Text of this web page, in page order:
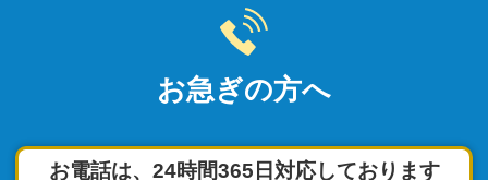
お急ぎの方へ
お電話は、24時間365日対応しております